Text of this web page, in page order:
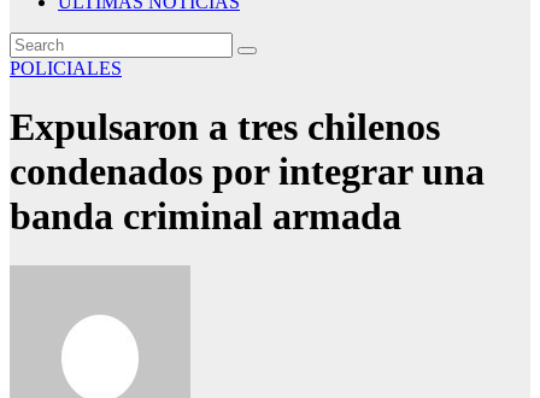
POLICIALES
Expulsaron a tres chilenos
condenados por integrar una
banda criminal armada